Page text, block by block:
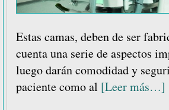
Estas camas, deben de ser
cuenta una serie de aspectos
luego darán comodidad y
paciente como al [Leer más…]